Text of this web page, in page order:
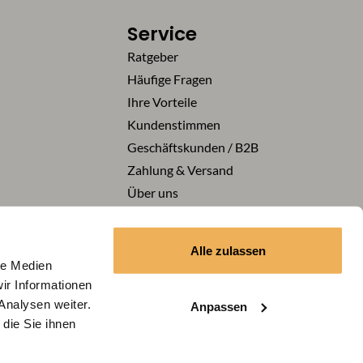
Medien
Informationen
weiter.
Sie ihnen
Alle zulassen
Anpassen
Service
Ratgeber
Häufige Fragen
Ihre Vorteile
Kundenstimmen
Geschäftskunden / B2B
Zahlung & Versand
Über uns